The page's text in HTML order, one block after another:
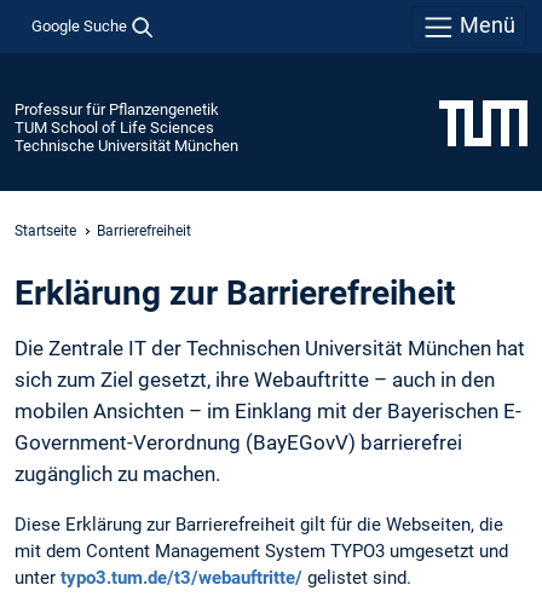
Google Suche Menü
Professur für Pflanzengenetik
TUM School of Life Sciences
Technische Universität München
Startseite Barrierefreiheit
Erklärung zur Barrierefreiheit
Die Zentrale IT der Technischen Universität München hat
sich zum Ziel gesetzt, ihre Webauftritte – auch in den
mobilen Ansichten – im Einklang mit der Bayerischen E-
Government-Verordnung (BayEGovV) barrierefrei
zugänglich zu machen.
Diese Erklärung zur Barrierefreiheit gilt für die Webseiten, die
mit dem Content Management System TYPO3 umgesetzt und
unter typo3.tum.de/t3/webauftritte/ gelistet sind.